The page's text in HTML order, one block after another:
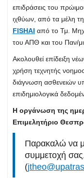
επιδράσεις του
ιχθύων, από τα μέλη
FISHAI από το Τμ.
του ΑΠΘ και του Παν/
Ακολουθεί επίδειξη
χρήση τεχνητής
διάγνωση ασθενειών
επιδημιολογικά
Η οργάνωση της
Επιμελητήριο
Παρακαλώ να
συμμετοχή
(